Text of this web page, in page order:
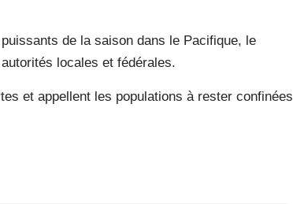
de la saison dans le Pacifique, le
locales et fédérales.
et appellent les populations à rester confinées